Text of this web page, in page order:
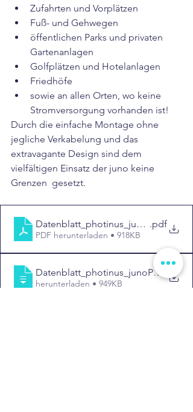
Zufahrten und Vorplätzen
Fuß- und Gehwegen
öffentlichen Parks und privaten
Gartenanlagen
Golfplätzen und Hotelanlagen
Friedhöfe
sowie an allen Orten, wo keine
Stromversorgung vorhanden ist!
Durch die einfache Montage ohne
jegliche Verkabelung und das
extravagante Design sind dem
vielfältigen Einsatz der juno keine
Grenzen  gesetzt.
.pdf
PDF herunterladen • 918KB
herunterladen • 949KB